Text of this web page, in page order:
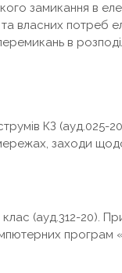
замикання в
власних потреб
в
КЗ (ауд.025-
заходи
(ауд.312-20).
програм